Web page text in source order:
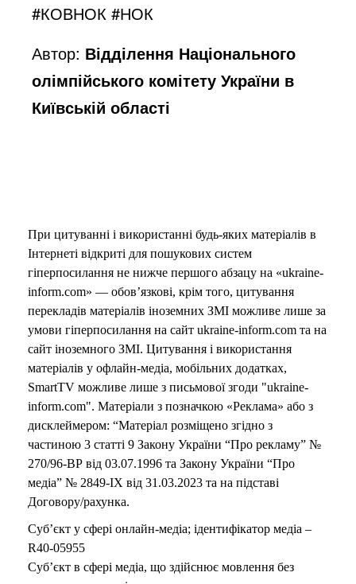
#КОВНОК #НОК
Автор: Відділення Національного
олімпійського комітету України в
Київській області
При цитуванні і використанні будь-яких матеріалів в
Інтернеті відкриті для пошукових систем
гіперпосилання не нижче першого абзацу на «ukraine-
inform.com» — обов’язкові, крім того, цитування
перекладів матеріалів іноземних ЗМІ можливе лише за
умови гіперпосилання на сайт ukraine-inform.com та на
сайт іноземного ЗМІ. Цитування і використання
матеріалів у офлайн-медіа, мобільних додатках,
SmartTV можливе лише з письмової згоди "ukraine-
inform.com". Матеріали з позначкою «Реклама» або з
дисклеймером: “Матеріал розміщено згідно з
частиною 3 статті 9 Закону України “Про рекламу” №
270/96-ВР від 03.07.1996 та Закону України “Про
медіа” № 2849-IX від 31.03.2023 та на підставі
Договору/рахунка.
Суб’єкт у сфері онлайн-медіа; ідентифікатор медіа –
R40-05955
Суб’єкт в сфері медіа, що здійснює мовлення без